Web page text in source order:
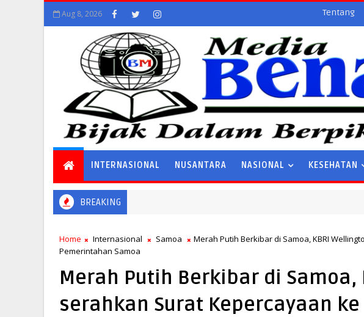
Aug 8, 2026 Tentang
INTERNASIONAL NUSANTARA NASIONAL KESEHATAN
BREAKING
Home Internasional Samoa
Merah Putih Berkibar di Samoa, KBRI
Pemerintahan Samoa
Merah Putih Berkibar di Samoa,
serahkan Surat Kepercayaan